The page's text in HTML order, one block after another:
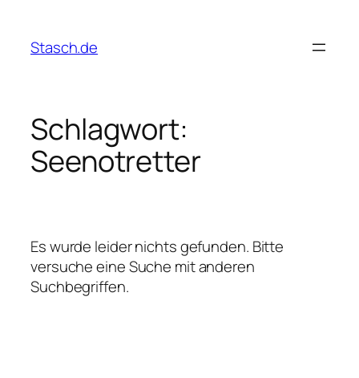
springen
Stasch.de
Schlagwort:
Seenotretter
Es wurde leider nichts gefunden. Bitte
versuche eine Suche mit anderen
Suchbegriffen.